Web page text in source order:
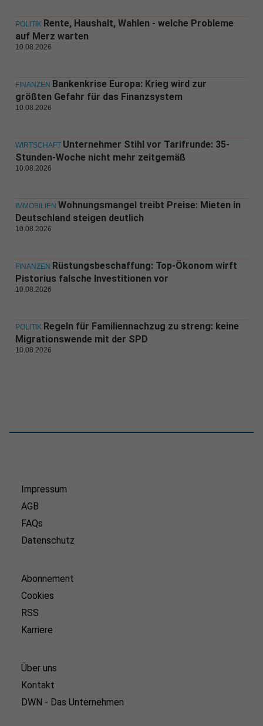
POLITIK Rente, Haushalt, Wahlen - welche Probleme
auf Merz warten
10.08.2026
FINANZEN Bankenkrise Europa: Krieg wird zur
größten Gefahr für das Finanzsystem
10.08.2026
WIRTSCHAFT Unternehmer Stihl vor Tarifrunde: 35-
Stunden-Woche nicht mehr zeitgemäß
10.08.2026
IMMOBILIEN Wohnungsmangel treibt Preise: Mieten in
Deutschland steigen deutlich
10.08.2026
FINANZEN Rüstungsbeschaffung: Top-Ökonom wirft
Pistorius falsche Investitionen vor
10.08.2026
POLITIK Regeln für Familiennachzug zu streng: keine
Migrationswende mit der SPD
10.08.2026
Impressum
AGB
FAQs
Datenschutz
Abonnement
Cookies
RSS
Karriere
Über uns
Kontakt
DWN - Das Unternehmen